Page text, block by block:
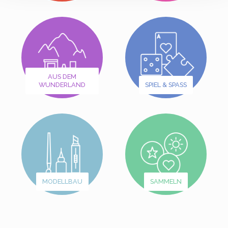
AUS DEM
WUNDERLAND
SPIEL & SPASS
MODELLBAU SAMMELN